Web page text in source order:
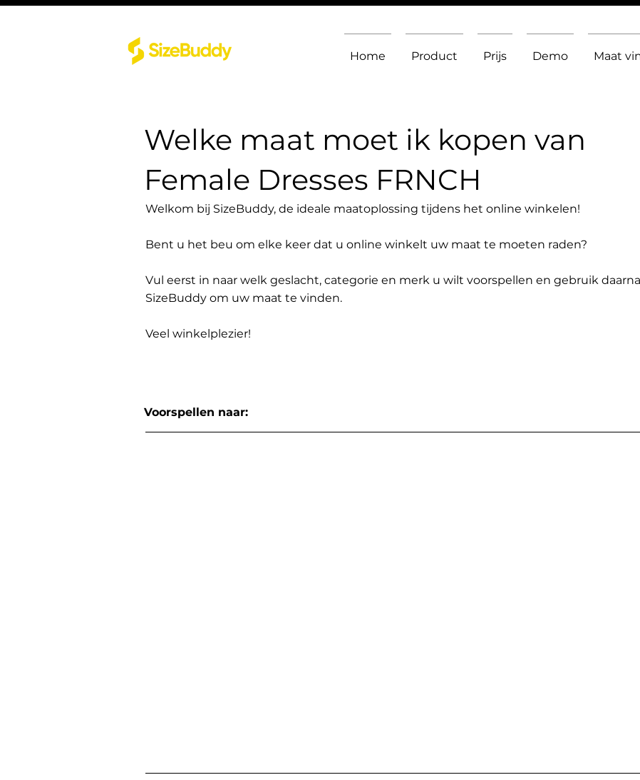
Home Product Prijs Demo Maat
Welke maat moet ik kopen van
Female Dresses FRNCH
Welkom bij SizeBuddy, de ideale maatoplossing tijdens het online winkelen!
Bent u het beu om elke keer dat u online winkelt uw maat te moeten raden?
Vul eerst in naar welk geslacht, categorie en merk u wilt voorspellen en gebruik daarna
SizeBuddy om uw maat te vinden.
Veel winkelplezier!
Voorspellen naar: